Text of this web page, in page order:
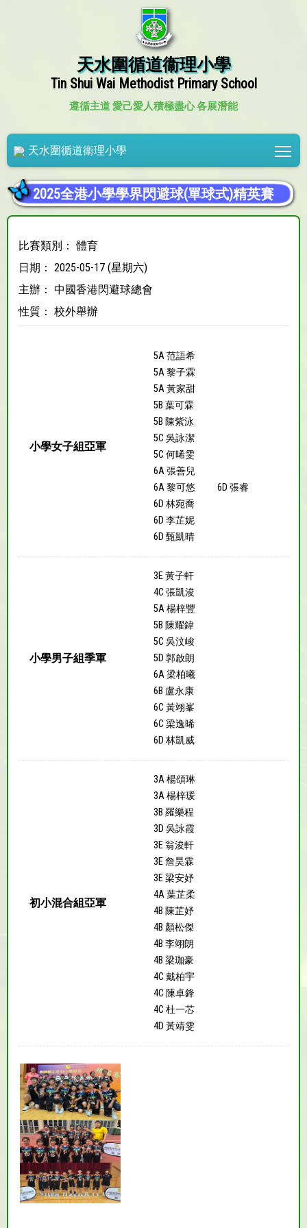
天水圍循道衞理小學
Tin Shui Wai Methodist Primary School
遵循主道 愛己愛人積極盡心 各展潛能
天水圍循道衞理小學
2025全港小學學界閃避球(單球式)精英賽
比賽類別： 體育
日期： 2025-05-17 (星期六)
主辦： 中國香港閃避球總會
性質： 校外舉辦
小學女子組亞軍
5A 范語希
5A 黎子霖
5A 黃家甜
5B 葉可霖
5B 陳紫泳
5C 吳詠潔
5C 何晞雯
6A 張善兒
6A 黎可悠
6D 張睿
6D 林宛喬
6D 李芷妮
6D 甄凱晴
小學男子組季軍
3E 黃子軒
4C 張凱浚
5A 楊梓豐
5B 陳耀鍏
5C 吳汶峻
5D 郭啟朗
6A 梁柏曦
6B 盧永康
6C 黃翊峯
6C 梁逸晞
6D 林凱威
初小混合組亞軍
3A 楊頌琳
3A 楊梓瑗
3B 羅樂程
3D 吳詠霞
3E 翁浚軒
3E 詹昊霖
3E 梁安妤
4A 葉芷柔
4B 陳芷妤
4B 顏松傑
4B 李翊朗
4B 梁珈豪
4C 戴柏宇
4C 陳卓鋒
4C 杜一芯
4D 黃靖雯